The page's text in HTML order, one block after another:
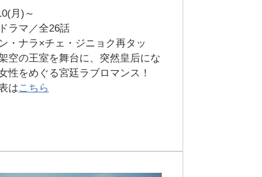
月)～
ラマ／全26話
・ナラ×チェ・ジニョク再タッ
空の王室を舞台に、突然皇后にな
性をめぐる宮廷ラブロマンス！
はこちら